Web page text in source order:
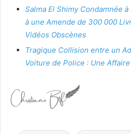
Salma El Shimy Condamnée
à une Amende de 300 000
Vidéos Obscènes
Tragique Collision entre un
Voiture de Police : Une